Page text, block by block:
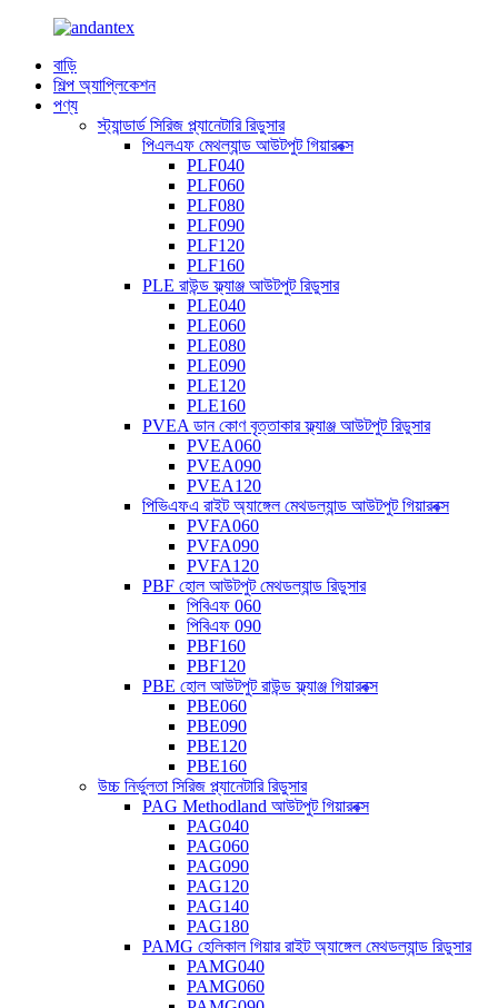
বাড়ি
শিল্প অ্যাপ্লিকেশন
পণ্য
স্ট্যান্ডার্ড সিরিজ প্ল্যানেটারি রিডুসার
পিএলএফ মেথল্যান্ড আউটপুট গিয়ারবক্স
PLF040
PLF060
PLF080
PLF090
PLF120
PLF160
PLE রাউন্ড ফ্ল্যাঞ্জ আউটপুট রিডুসার
PLE040
PLE060
PLE080
PLE090
PLE120
PLE160
PVEA ডান কোণ বৃত্তাকার ফ্ল্যাঞ্জ আউটপুট রিডুসার
PVEA060
PVEA090
PVEA120
পিভিএফএ রাইট অ্যাঙ্গেল মেথডল্যান্ড আউটপুট গিয়ারবক্স
PVFA060
PVFA090
PVFA120
PBF হোল আউটপুট মেথডল্যান্ড রিডুসার
পিবিএফ 060
পিবিএফ 090
PBF160
PBF120
PBE হোল আউটপুট রাউন্ড ফ্ল্যাঞ্জ গিয়ারবক্স
PBE060
PBE090
PBE120
PBE160
উচ্চ নির্ভুলতা সিরিজ প্ল্যানেটারি রিডুসার
PAG Methodland আউটপুট গিয়ারবক্স
PAG040
PAG060
PAG090
PAG120
PAG140
PAG180
PAMG হেলিকাল গিয়ার রাইট অ্যাঙ্গেল মেথডল্যান্ড রিডুসার
PAMG040
PAMG060